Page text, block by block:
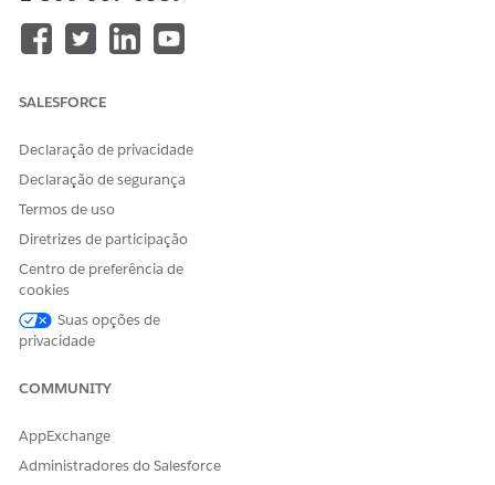
cotação na guia Relacionado de um Item de linha de
cotação.
O Vlocity usa esse objeto apenas em cotações com uma
estrutura de vários itens que inclui partes seguradas netas.
Se você não visualizar esse objeto, essa cotação não usará
essa estrutura.
Os principais campos de relacionamento de item de cotação
são:
Item de linha de cotação pai
SALESFORCE
Declaração de privacidade
Declaração de segurança
Termos de uso
Diretrizes de participação
Centro de preferência de
cookies
Suas opções de
privacidade
COMMUNITY
AppExchange
Administradores do Salesforce